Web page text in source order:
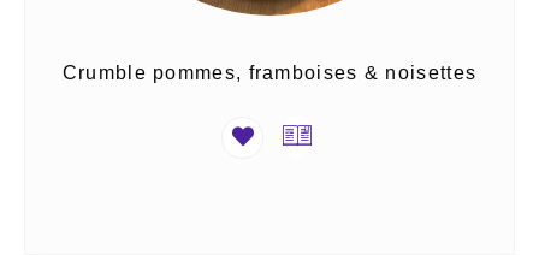
Crumble pommes, framboises & noisettes